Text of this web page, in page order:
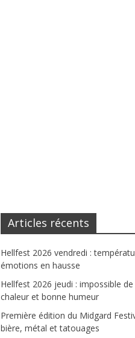
Articles récents
Hellfest 2026 vendredi :
émotions en hausse
Hellfest 2026 jeudi : impossible
chaleur et bonne humeur
Première édition du Midgard
bière, métal et tatouages